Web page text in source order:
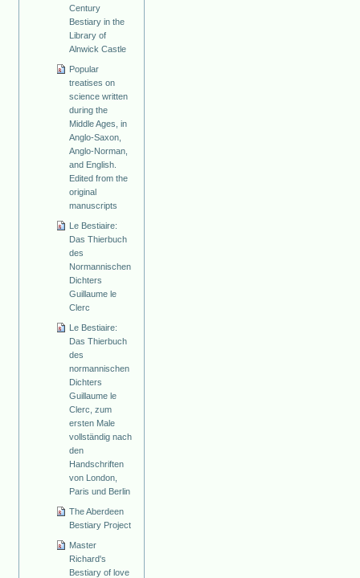
Century
Bestiary in the
Library of
Alnwick Castle
Popular
treatises on
science written
during the
Middle Ages, in
Anglo-Saxon,
Anglo-Norman,
and English.
Edited from the
original
manuscripts
Le Bestiaire:
Das Thierbuch
des
Normannischen
Dichters
Guillaume le
Clerc
Le Bestiaire:
Das Thierbuch
des
normannischen
Dichters
Guillaume le
Clerc, zum
ersten Male
vollständig nach
den
Handschriften
von London,
Paris und Berlin
The Aberdeen
Bestiary Project
Master
Richard's
Bestiary of love